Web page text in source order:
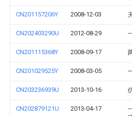
CN201157206Y 2008-12-03
CN202403290U 2012-08-29
CN201115368Y 2008-09-17
CN201029525Y 2008-03-05
CN203236939U 2013-10-16
CN202879121U 2013-04-17